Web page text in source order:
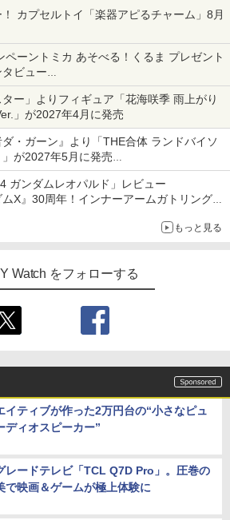
カプセルトイ「楽器アピるチャーム」8月
ど5種各3色
ペーントミカ あそべる！くるま プレゼント
ビュー
ぱ寿司ならではの体験とコラボの楽しさを
ター」よりフィギュア「花海咲季 雨上がり
」が2027年4月に発売
・ガーン』より「THE合体 ランドバイソ
が2027年5月に発売
ソン」と連動するオプションパーツセット
ガンダムレオパルド」レビュー
ムX』30周年！インナーアームガトリングの
もっと見る
Watch をフォローする
イティブが作った2万円台の“小さなピュ
ディオスピーカー”
レードテレビ「TCL Q7D Pro」。圧巻の
で映画＆ゲームが極上体験に